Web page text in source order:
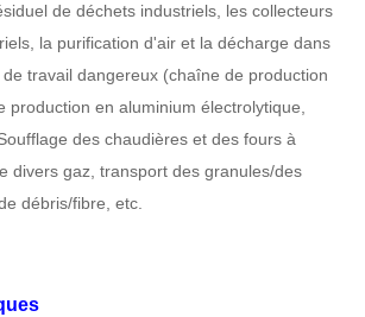
de déchets industriels, les collecteurs
la purification d'air et la décharge dans
travail dangereux (chaîne de production
production en aluminium électrolytique,
des chaudières et des fours à
divers gaz, transport des granules/des
débris/fibre, etc.